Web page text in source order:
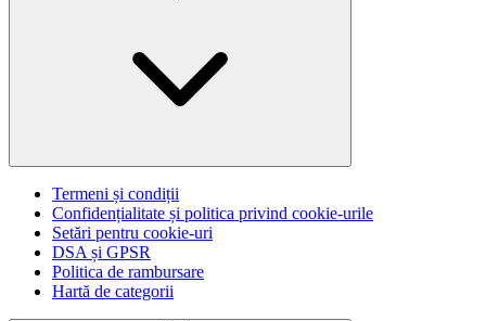
Termeni și condiții
Confidențialitate și politica privind cookie-urile
Setări pentru cookie-uri
DSA și GPSR
Politica de rambursare
Hartă de categorii